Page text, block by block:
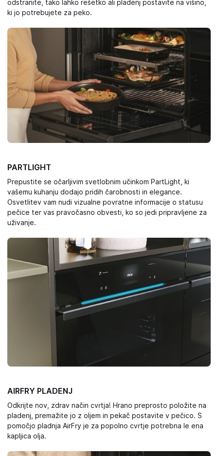
odstranite, tako lahko rešetko ali pladenj postavite na višino,
ki jo potrebujete za peko.
PARTLIGHT
Prepustite se očarljivim svetlobnim učinkom PartLight, ki
vašemu kuhanju dodajo pridih čarobnosti in elegance.
Osvetlitev vam nudi vizualne povratne informacije o statusu
pečice ter vas pravočasno obvesti, ko so jedi pripravljene za
uživanje.
AIRFRY PLADENJ
Odkrijte nov, zdrav način cvrtja! Hrano preprosto položite na
pladenj, premažite jo z oljem in pekač postavite v pečico. S
pomočjo pladnja AirFry je za popolno cvrtje potrebna le ena
kapljica olja.